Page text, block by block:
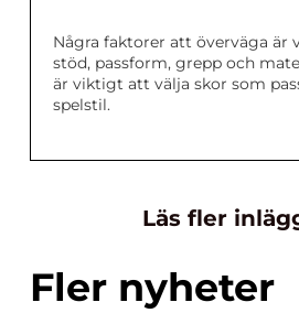
Några faktorer att överväga är
stöd, passform, grepp och
är viktigt att välja skor som
spelstil.
Läs fler
Fler nyheter